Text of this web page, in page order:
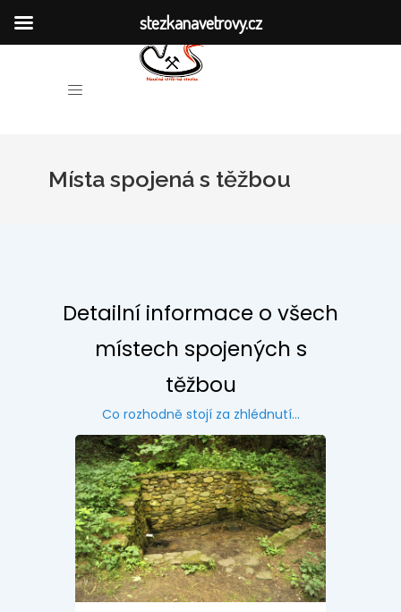
MÍSTA SPOJENÁ S TĚŽBOU
VÝZKUM
Místa spojená s těžbou
Detailní informace o všech
místech spojených s
těžbou
Co rozhodně stojí za zhlédnutí...
stezkanavetrovy.cz